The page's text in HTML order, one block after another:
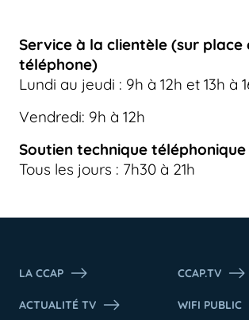
Service à la clientèle (sur place
téléphone)
Lundi au jeudi : 9h à 12h et 13h à
Vendredi: 9h à 12h
Soutien technique téléphonique
Tous les jours : 7h30 à 21h
LA CCAP CCAP.TV
ACTUALITÉ TV WIFI PUBLIC